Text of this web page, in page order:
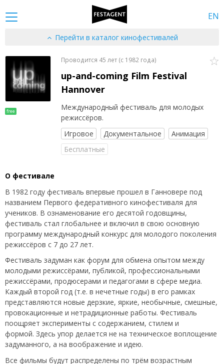
EN
Перейти в каталог кинофестивалей
free
Проводится 45 лет (c 1982 года)
up-and-coming Film Festival
Hannover
Международный фестиваль для молодых
режиссёров.
Игровое
Документальное
Анимация
Бесплатные
О фестивале
В 1982 году фестиваль впервые прошел в Ганновере под
названием Первого федеративного кинофестиваля для
учеников. В ознаменование его десятой годовщины,
фестиваль стал глобальнее и включил в свою основную
программу международный конкурс для молодого поколения
режиссёров с 7 до 27 лет.
Фестиваль задуман как форум для обмена опытом между
молодыми режиссёрами, публикой, профессиональными
режиссёрами, продюсерами и педагогами в сфере медиа.
Каждый второй год (т.е. в нечетные годы) в его рамках
представляются новые дерзкие, яркие, необычные, смешные,
провокационные и нетрадиционные работы. Фестиваль
поощряет эксперименты с содержанием, стилем и
формой. Здесь упор делается не на техническое воплощение
задуманного, а на воображение и идею.
Все фильмы будут распределены по трём возрастным